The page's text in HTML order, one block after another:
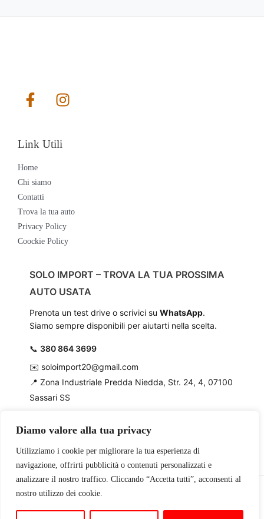
Diamo valore alla tua privacy
Utilizziamo i cookie per migliorare la tua esperienza di
navigazione, offrirti pubblicità o contenuti personalizzati e
analizzare il nostro traffico. Cliccando “Accetta tutti”, acconsenti al
nostro utilizzo dei cookie.
Link Utili
Home
Chi siamo
Contatti
Trova la tua auto
Privacy Policy
Coockie Policy
SOLO IMPORT – TROVA LA TUA PROSSIMA
AUTO USATA
Prenota un test drive o scrivici su WhatsApp.
Siamo sempre disponibili per aiutarti nella scelta.
📞 380 864 3699
✉️ soloimport20@gmail.com
📍 Zona Industriale Predda Niedda, Str. 24, 4, 07100
Sassari SS
Copyright © 2026 | Solo Import - P.IVA 02836560900